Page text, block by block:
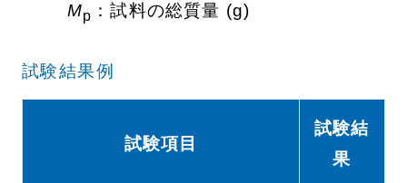
Mp ：試料の総質量 (g)
試験結果例
試験項目
試験結
果